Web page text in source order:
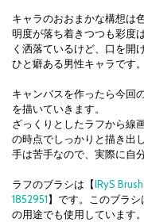
キャラのおおまかな構想は
明度が落ち着きつつも彩度
く洒落ているけど、口を開
ひと癖ある男性キャラです。
キャンバスを作ったら今回
を描いていきます。
ざっくりとしたラフから線
の時点でしっかりと描き出
手は苦手なので、実際に自
ラフのブラシは【IRyS
1852951】です。このブラ
の用途でも使用しています。